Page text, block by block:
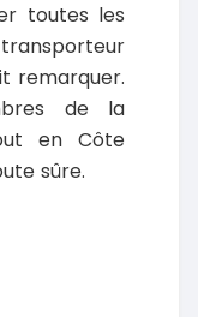
toutes les
remarquer.
de la
en Côte
sûre.